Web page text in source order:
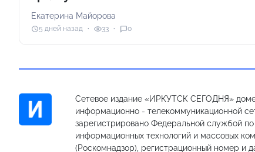
Екатерина Майорова
5 дней назад 33 0
Сетевое издание «ИРКУТСК СЕГОДНЯ»
информационно - телекоммуникационной
зарегистрировано Федеральной службой по
информационных технологий и массовых
(Роскомнадзор), регистрационный номер и